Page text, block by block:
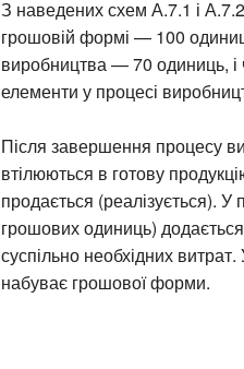
З наведених схем А.7.1 і
грошовій формі — 100
виробництва — 70 одиниць, і
елементи у процесі
Після завершення процесу
втілюються в готову
продається (реалізується). У
грошових одиниць) додається
суспільно необхідних
набуває грошової форми.